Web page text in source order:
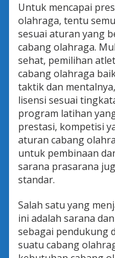
Untuk mencapai
olahraga, tentu
sesuai aturan yang
cabang olahraga.
sehat, pemilihan
cabang olahraga
taktik dan
lisensi sesuai
program latihan
prestasi, kompetisi
aturan cabang
untuk pembinaan
sarana prasarana
standar.
Salah satu yang
ini adalah sarana
sebagai pendukung
suatu cabang